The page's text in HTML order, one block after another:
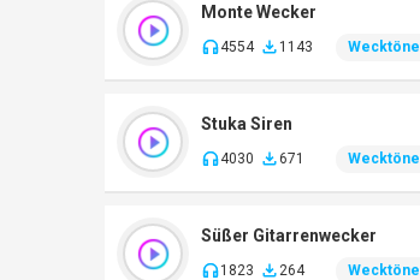
Monte Wecker
4554 1143 Wecktöne
Stuka Siren
4030 671 Wecktöne
Süßer Gitarrenwecker
1823 264 Wecktöne